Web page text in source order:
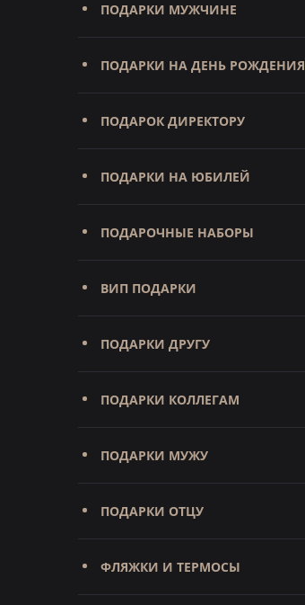
ПОДАРКИ МУЖЧИНЕ
ПОДАРКИ НА ДЕНЬ РОЖДЕНИЯ
ПОДАРОК ДИРЕКТОРУ
ПОДАРКИ НА ЮБИЛЕЙ
ПОДАРОЧНЫЕ НАБОРЫ
ВИП ПОДАРКИ
ПОДАРКИ ДРУГУ
ПОДАРКИ КОЛЛЕГАМ
ПОДАРКИ МУЖУ
ПОДАРКИ ОТЦУ
ФЛЯЖКИ И ТЕРМОСЫ